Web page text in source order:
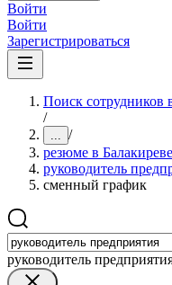
Войти
Войти
Зарегистрироваться
Поиск сотрудников
/
... /
резюме в Балакиреве
руководитель
сменный график
руководитель